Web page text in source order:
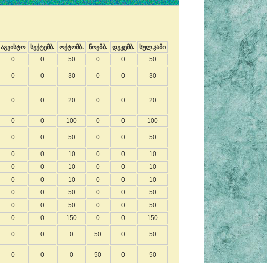
აგვისტო სექტემბ. ოქტომბ. ნოემბ. დეკემბ.
სულ,ჯამი
0 0 50 0 0
50
0 0 30 0 0 30
0 0 20 0 0 20
0 0 100 0 0
100
0 0 50 0 0 50
0 0 10 0 0
10
0 0 10 0 0
10
0 0 10 0 0
10
0 0 50 0 0
50
0 0 50 0 0
50
0 0 150 0 0
150
0 0 0 50 0 50
0 0 0 50 0 50